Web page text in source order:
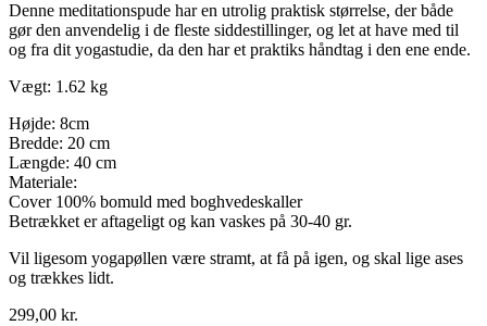
Denne meditationspude har en utrolig praktisk størrelse, der både
gør den anvendelig i de fleste siddestillinger, og let at have med til
og fra dit yogastudie, da den har et praktiks håndtag i den ene ende.
Vægt: 1.62 kg
Højde: 8cm
Bredde: 20 cm
Længde: 40 cm
Materiale:
Cover 100% bomuld med boghvedeskaller
Betrækket er aftageligt og kan vaskes på 30-40 gr.
Vil ligesom yogapøllen være stramt, at få på igen, og skal lige ases
og trækkes lidt.
299,00 kr.